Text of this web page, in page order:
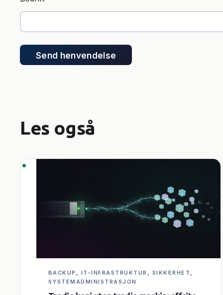
Send henvendelse
Les også
BACKUP IT-INFRASTRUKTUR SIKKERHET
SYSTEMADMINISTRASJON